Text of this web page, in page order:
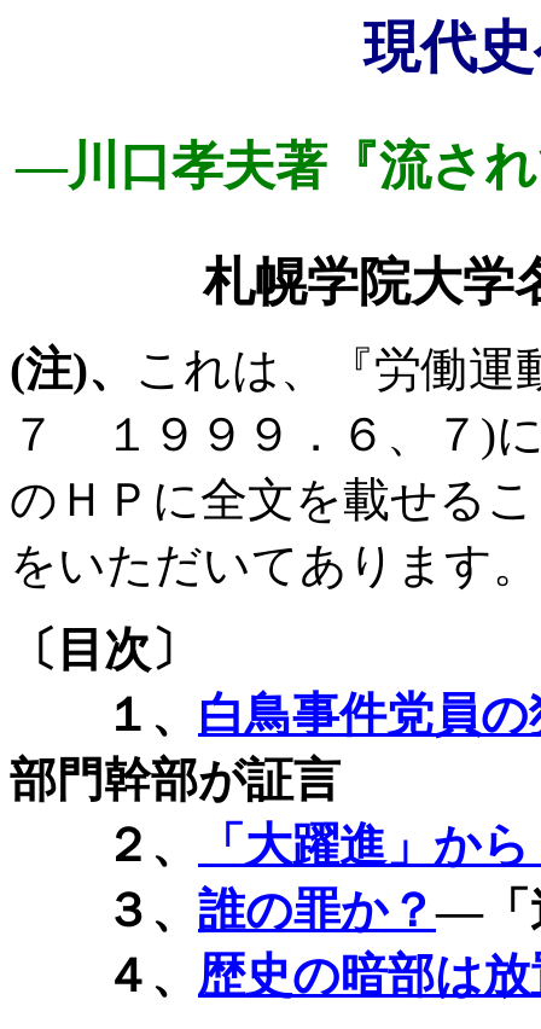
現代
―川口孝夫著『流さ
札幌学院大
(注)、 これは、『労働運
７ １９９９．６、７ )
のＨＰに全文を載せる
をいただいてあります。
〔目次〕
１、 白鳥事件党員
部門幹部が証言
２、
「大躍進」か
３、 誰の罪か？―「
４、 歴史の暗部は